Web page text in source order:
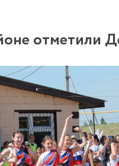
отметили